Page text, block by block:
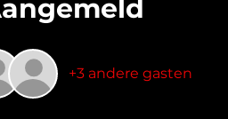
+3 andere gasten